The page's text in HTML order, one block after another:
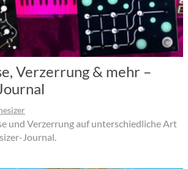
Verzerrung & mehr –
und Verzerrung auf unterschiedliche Art
Journal.